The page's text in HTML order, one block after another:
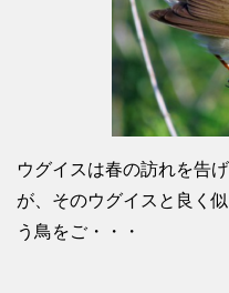
ウグイスは春の訪れを告
が、そのウグイスと良く
う鳥をご・・・